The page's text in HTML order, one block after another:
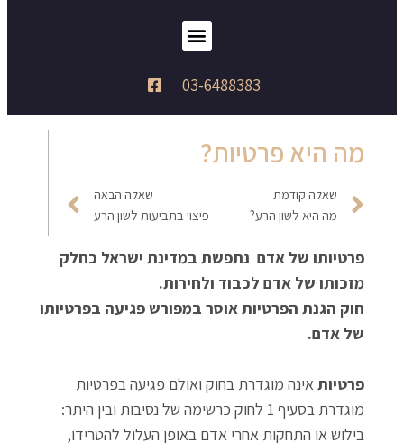
03-6488383
מה היא פרטיות?
שאלה קודמת
מה היא לשון הרע?
שאלה הבאה
פיצוי בתביעות לשון הרע
פרטיותו של אדם נתפשת במדינת ישראל כחלק
מזכותו של אדם לכבוד ולחירות.
חוק הגנת הפרטיות אוסר במפורש פגיעה בפרטיותו
של אדם.
פרטיותאינה מוגדרת בחוק ואולם פגיעה בפרטיות
מוגדרת בסעיף 1 לחוק כרשימה של נסיבות ובין היתר:
בילוש או התחקות אחרי אדם באופן העלול להטרידו,